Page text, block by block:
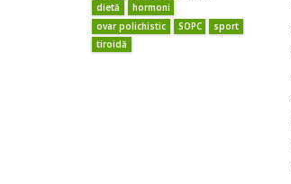
dietă
hormoni
ovar polichistic
SOPC
sport
tiroidă